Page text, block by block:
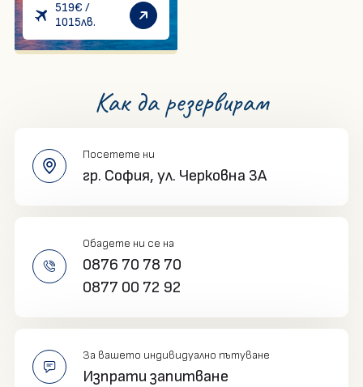
За нас
Документи
бисквитките
Политика за
Медицински застраховки
в България
седмица -
ИНДИВИДУАЛНА
ПРОГРАМА
519€ /
1015лв.
Как да резервирам
Посетете ни
гр. София, ул. Черковна 3A
Обадете ни се на
0876 70 78 70
0877 00 72 92
За вашето индивидуално пътуване
Изпрати запитване